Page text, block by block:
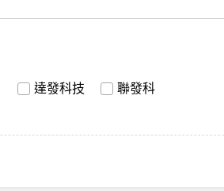
達發科技 聯發科